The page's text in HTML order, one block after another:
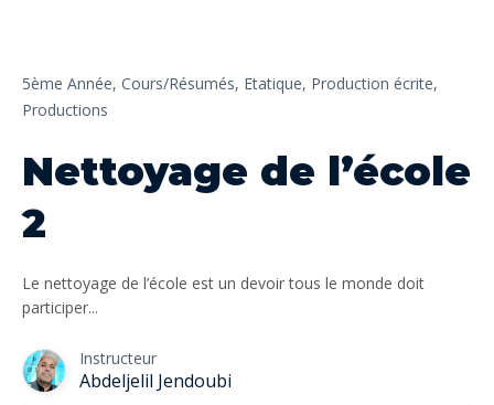
5ème Année, Cours/Résumés, Etatique, Production écrite,
Productions
Nettoyage de l’école
2
Le nettoyage de l’école est un devoir tous le monde doit
participer...
Instructeur
Abdeljelil Jendoubi